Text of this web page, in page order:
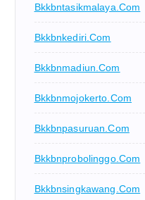
Bkkbntasikmalaya.com
Bkkbnkediri.com
Bkkbnmadiun.com
Bkkbnmojokerto.com
Bkkbnpasuruan.com
Bkkbnprobolinggo.com
Bkkbnsingkawang.com